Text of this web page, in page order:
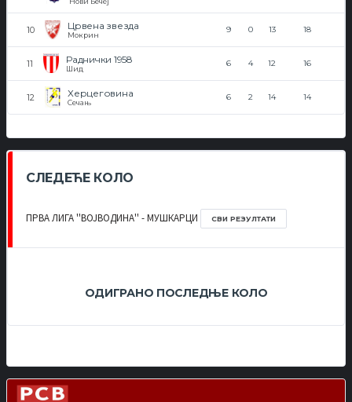
Црвена звезда
Мокрин
9 0 13 18
Раднички 1958
Шид
6 4 12 16
Херцеговина
Сечањ
6 2 14 14
СЛЕДЕЋЕ КОЛО
ПРВА ЛИГА ''ВОЈВОДИНА'' - МУШКАРЦИ СВИ РЕЗУЛТАТИ
ОДИГРАНО ПОСЛЕДЊЕ КОЛО